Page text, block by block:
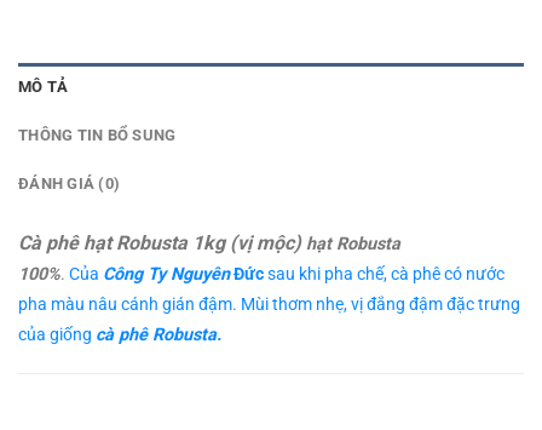
MÔ TẢ
THÔNG TIN BỔ SUNG
ĐÁNH GIÁ (0)
Cà phê hạt Robusta 1kg (vị mộc)hạt Robusta
100%. Của Công Ty NguyênĐứcsau khi pha chế, cà phê có nước
pha màu nâu cánh gián đậm. Mùi thơm nhẹ, vị đắng đậm đặc trưng
của giống cà phê Robusta.